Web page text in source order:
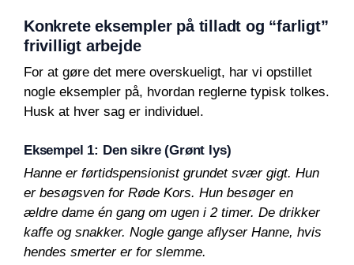
Konkrete eksempler på tilladt og “farligt”
frivilligt arbejde
For at gøre det mere overskueligt, har vi opstillet
nogle eksempler på, hvordan reglerne typisk tolkes.
Husk at hver sag er individuel.
Eksempel 1: Den sikre (Grønt lys)
Hanne er førtidspensionist grundet svær gigt. Hun
er besøgsven for Røde Kors. Hun besøger en
ældre dame én gang om ugen i 2 timer. De drikker
kaffe og snakker. Nogle gange aflyser Hanne, hvis
hendes smerter er for slemme.